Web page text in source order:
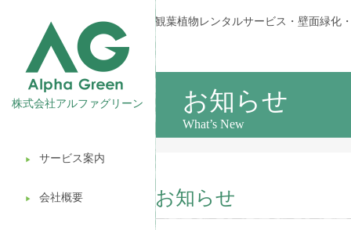
株式会社アルファグリーン
▶︎ サービス案内
▶︎ 会社概要
観葉植物レンタル
壁面緑化
観葉植物レンタルサービス・壁面緑化
お知らせ
What’s New
お知らせ